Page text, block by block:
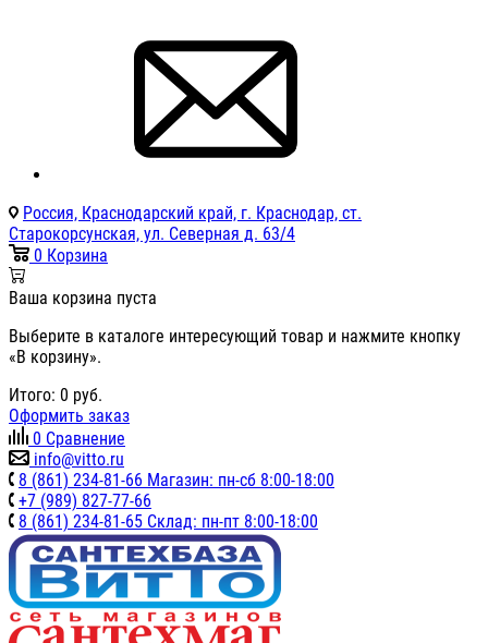
Россия, Краснодарский край, г. Краснодар, ст.
Старокорсунская, ул. Северная д. 63/4
0 Корзина
Ваша корзина пуста
Выберите в каталоге интересующий товар и нажмите кнопку
«В корзину».
Итого: 0 руб.
Оформить заказ
0 Сравнение
info@vitto.ru
8 (861) 234-81-66 Магазин: пн-сб 8:00-18:00
+7 (989) 827-77-66
8 (861) 234-81-65 Склад: пн-пт 8:00-18:00